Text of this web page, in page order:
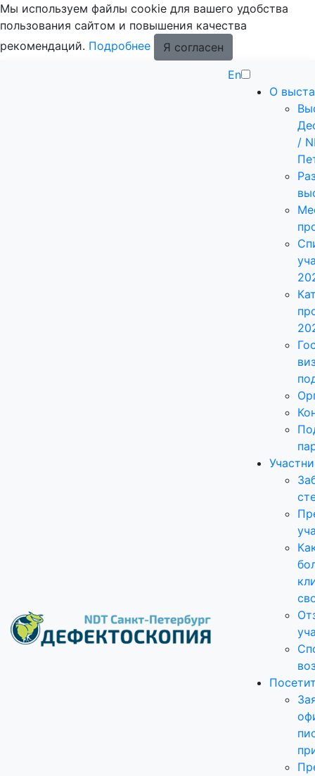
Мы используем файлы cookie для вашего удобства
пользования сайтом и повышения качества
рекомендаций. Подробнее
Я согласен
En
О
/